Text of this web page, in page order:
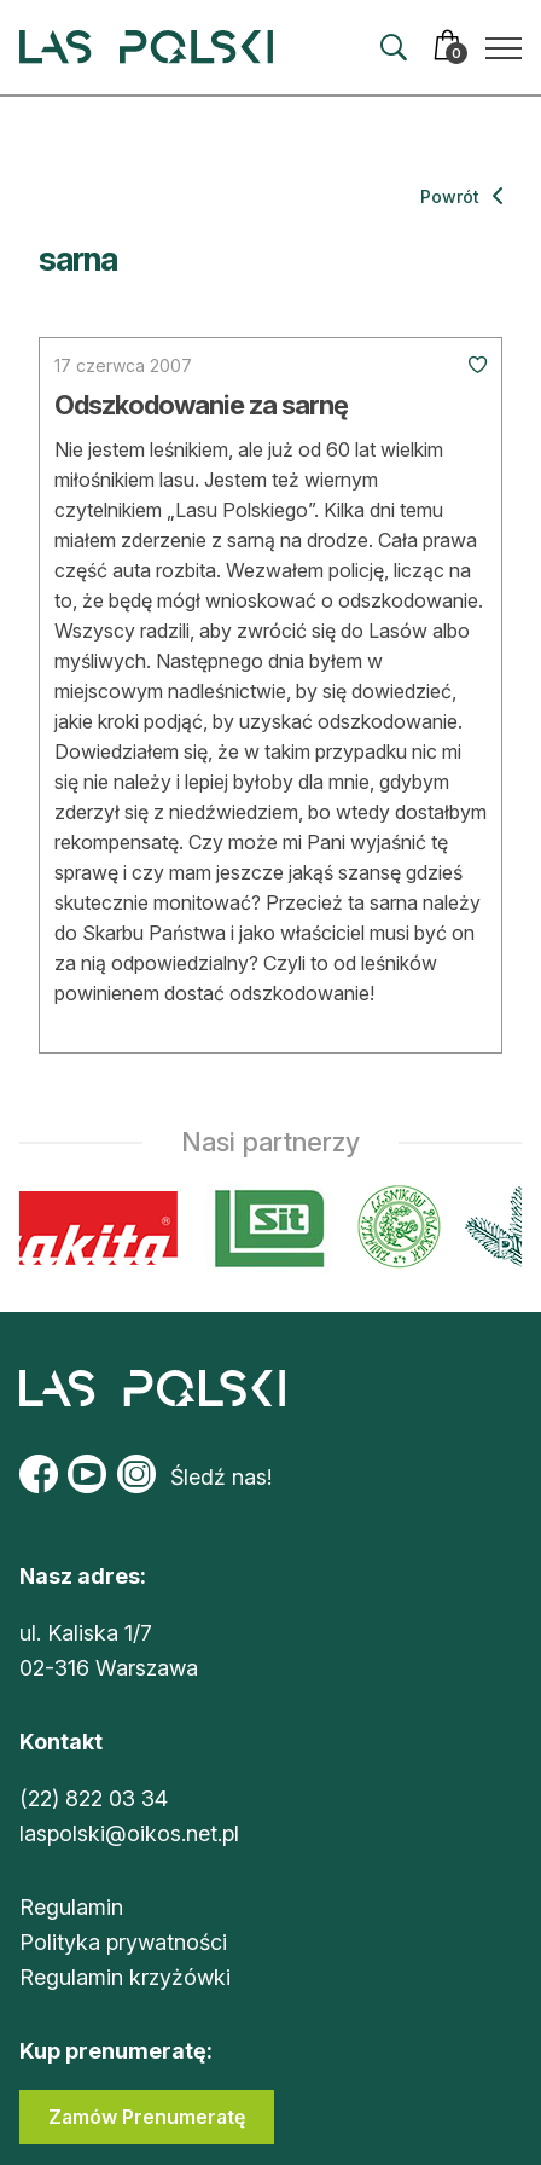
0
Nowe technologie
Prawo
Kultura i historia
Strefa eksperta
Auto do lasu
Dla drwala
Leśnik na zakupach
Z zagranicy
Edukacja
Lasy prywatne
O nas
100 lat „Lasu Polskiego”
Prenumerata
Archiwum
Kontakt
sarna
Powrót
17 czerwca 2007
Odszkodowanie za sarnę
Nie jestem leśnikiem, ale już od 60 lat wielkim
miłośnikiem lasu. Jestem też wiernym
czytelnikiem „Lasu Polskiego”. Kilka dni temu
miałem zderzenie z sarną na drodze. Cała prawa
część auta rozbita. Wezwałem policję, licząc na
to, że będę mógł wnioskować o odszkodowanie.
Wszyscy radzili, aby zwrócić się do Lasów albo
myśliwych. Następnego dnia byłem w
miejscowym nadleśnictwie, by się dowiedzieć,
jakie kroki podjąć, by uzyskać odszkodowanie.
Dowiedziałem się, że w takim przypadku nic mi
się nie należy i lepiej byłoby dla mnie, gdybym
zderzył się z niedźwiedziem, bo wtedy dostałbym
rekompensatę. Czy może mi Pani wyjaśnić tę
sprawę i czy mam jeszcze jakąś szansę gdzieś
skutecznie monitować? Przecież ta sarna należy
do Skarbu Państwa i jako właściciel musi być on
za nią odpowiedzialny? Czyli to od leśników
powinienem dostać odszkodowanie!
Nasi partnerzy
Śledź nas!
Nasz adres:
ul. Kaliska 1/7
02-316 Warszawa
Kontakt
(22) 822 03 34
laspolski@oikos.net.pl
Regulamin
Polityka prywatności
Regulamin krzyżówki
Kup prenumeratę:
Zamów Prenumeratę